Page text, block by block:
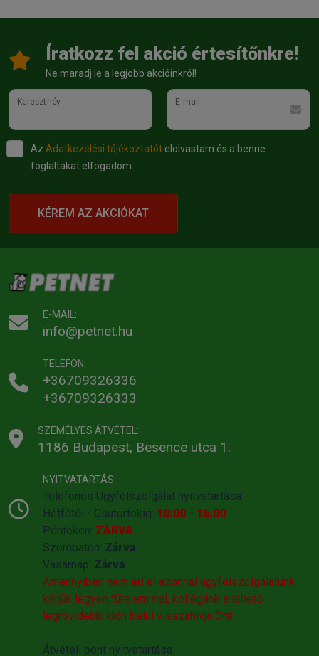
Íratkozz fel akció értesítőnkre!
Ne maradj le a legjobb akcióinkról!
Keresztnév E-mail
Az Adatkezelési tájékoztatót elolvastam és a benne
foglaltakat elfogadom.
KÉREM AZ AKCIÓKAT
E-MAIL:
info@petnet.hu
TELEFON:
+36709326336
+36709326333
SZEMÉLYES ÁTVÉTEL:
1186 Budapest, Besence utca 1.
NYITVATARTÁS:
Telefonos Ügyfélszolgálat nyitvatartása:
Hétfőtől - Csütörtökig: 10:00 - 16:00
Pénteken: ZÁRVA
Szombaton: Zárva
Vasárnap: Zárva
Amennyiben nem éri el azonnal ügyfélszolgálatunk,
kérjük legyen türelemmel, kollégánk a lehető
legrövidebb időn belül visszahivja Önt!
Átvételi pont nyitvatartása: